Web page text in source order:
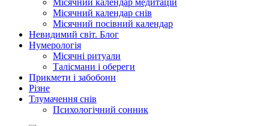
Місячний календар медитацій
Місячний календар снів
Місячний посівний календар
Невидимий світ. Блог
Нумерологія
Місячні ритуали
Талісмани і обереги
Прикмети і забобони
Різне
Тлумачення снів
Психологічний сонник